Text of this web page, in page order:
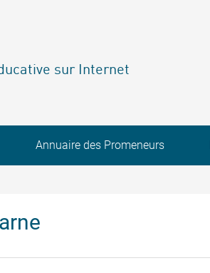
sur Internet
Annuaire des Promeneurs